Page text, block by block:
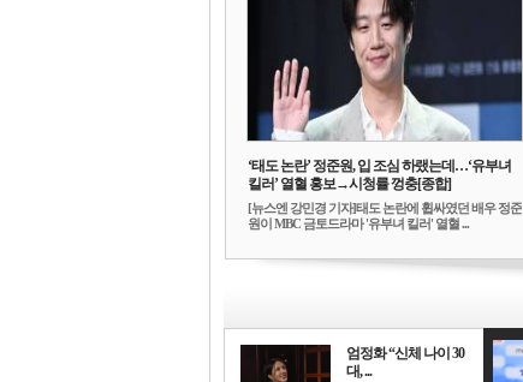
‘태도 논란’ 정준원, 입 조심 하랬는데…‘유부녀
킬러’ 열혈 홍보→시청률 껑충[종합]
[뉴스엔 강민경 기자]태도 논란에 휩싸였던 배우 정준
원이 MBC 금토드라마 '유부녀 킬러' 열혈 ...
엄정화 “신체 나이 30
대, ...